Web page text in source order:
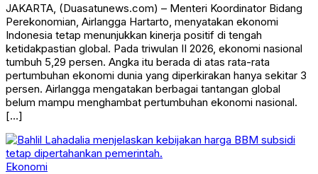
JAKARTA, (Duasatunews.com) – Menteri Koordinator Bidang
Perekonomian, Airlangga Hartarto, menyatakan ekonomi
Indonesia tetap menunjukkan kinerja positif di tengah
ketidakpastian global. Pada triwulan II 2026, ekonomi nasional
tumbuh 5,29 persen. Angka itu berada di atas rata-rata
pertumbuhan ekonomi dunia yang diperkirakan hanya sekitar 3
persen. Airlangga mengatakan berbagai tantangan global
belum mampu menghambat pertumbuhan ekonomi nasional.
[…]
Ekonomi